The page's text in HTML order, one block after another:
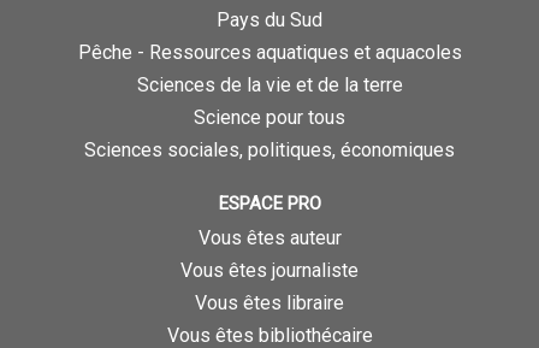
Pays du Sud
Pêche - Ressources aquatiques et aquacoles
Sciences de la vie et de la terre
Science pour tous
Sciences sociales, politiques, économiques
ESPACE PRO
Vous êtes auteur
Vous êtes journaliste
Vous êtes libraire
Vous êtes bibliothécaire